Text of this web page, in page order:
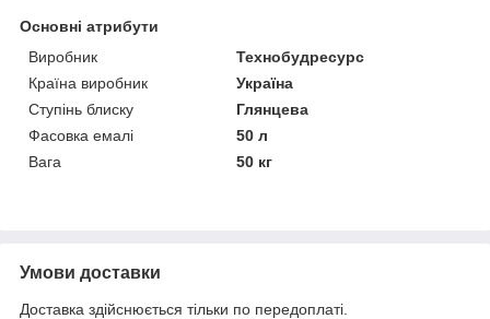
Основні атрибути
Виробник
Технобудресурс
Країна виробник
Україна
Ступінь блиску
Глянцева
Фасовка емалі
50 л
Вага
50 кг
Умови доставки
Доставка здійснюється тільки по передоплаті.